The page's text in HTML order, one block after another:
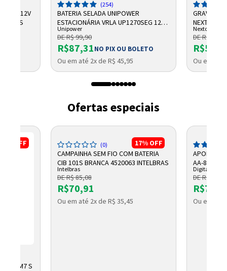
12V
(254)
BATERIA SELADA UNIPOWER
ESTACIONÁRIA VRLA UP1270SEG 12V
7AH F187
Unipower
DE R$ 99,90
R$87,31NO PIX OU BOLETO
Ou em até 2x de R$ 45,95
NEXTTECH
Nextcall
DE R$
Ou em até
Ofertas especiais
OFF
HD IM7 S
17% OFF
(0)
CAMPAINHA SEM FIO COM BATERIA
CIB 101S BRANCA 4520063 INTELBRAS
Intelbras
DE R$ 85,08
R$70,91
Ou em até 2x de R$ 35,45
APOIO
AA-805
Digitador
DE R$
Ou em até